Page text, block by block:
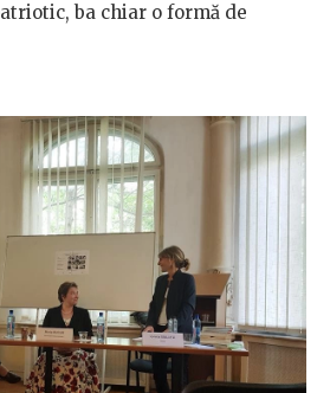
ba chiar o formă de